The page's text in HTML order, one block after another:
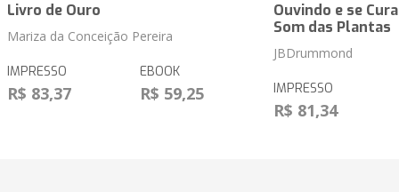
Livro de Ouro
Mariza da Conceição Pereira
IMPRESSO
R$ 83,37
EBOOK
R$ 59,25
Ouvindo e se
Som das Plantas
JBDrummond
IMPRESSO
R$ 81,34